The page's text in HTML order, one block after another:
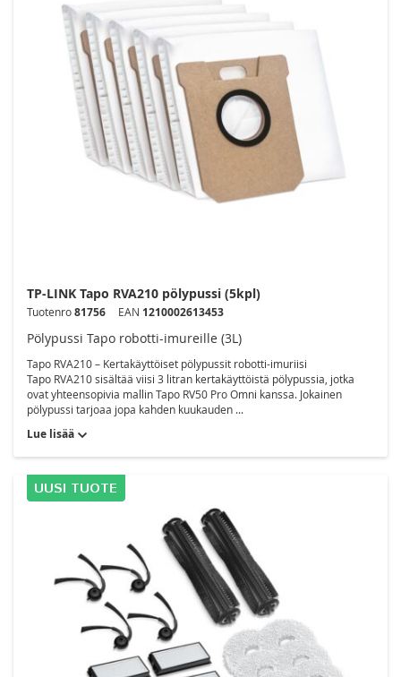
TP-LINK Tapo RVA210 pölypussi (5kpl)
Tuotenro81756 EAN 1210002613453
Pölypussi Tapo robotti-imureille (3L)
Tapo RVA210 – Kertakäyttöiset pölypussit robotti-imuriisi
Tapo RVA210 sisältää viisi 3 litran kertakäyttöistä pölypussia, jotka
ovat yhteensopivia mallin Tapo RV50 Pro Omni kanssa. Jokainen
pölypussi tarjoaa jopa kahden kuukauden ...
Lue lisää